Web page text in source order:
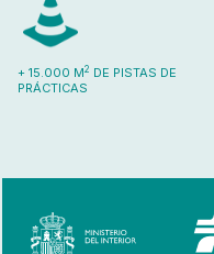
+ 15.000 M2 DE PISTAS DE
PRÁCTICAS